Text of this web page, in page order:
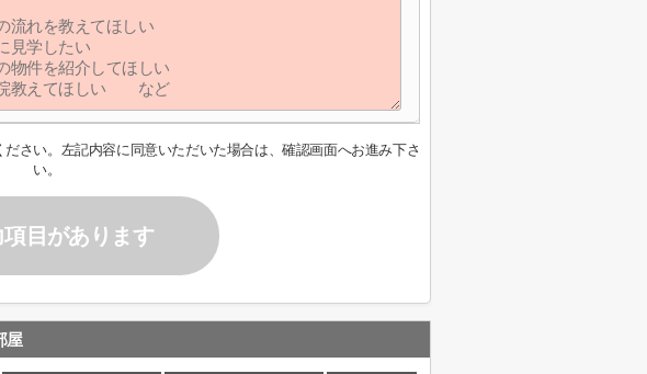
ださい。左記内容に同意いただいた場合は、確認画面へお進み下さ
い。
項目があります
屋